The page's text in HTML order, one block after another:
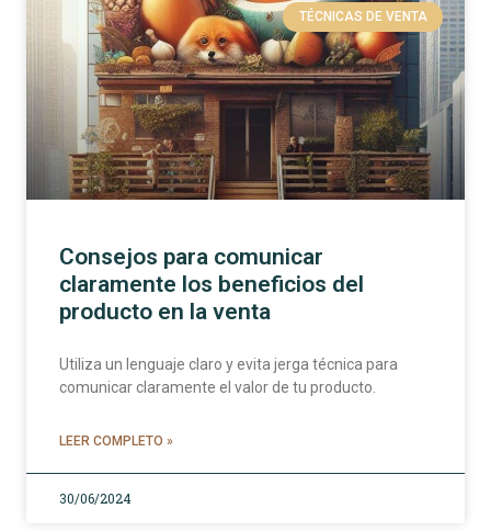
TÉCNICAS DE VENTA
Consejos para comunicar
claramente los beneficios del
producto en la venta
Utiliza un lenguaje claro y evita jerga técnica para
comunicar claramente el valor de tu producto.
LEER COMPLETO »
30/06/2024